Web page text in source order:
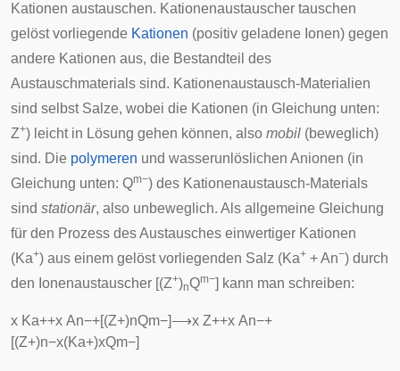
Kationen austauschen. Kationenaustauscher tauschen
gelöst vorliegende Kationen (positiv geladene Ionen) gegen
andere Kationen aus, die Bestandteil des
Austauschmaterials sind. Kationenaustausch-Materialien
sind selbst Salze, wobei die Kationen (in Gleichung unten:
Z+) leicht in Lösung gehen können, also mobil (beweglich)
sind. Die polymeren und wasserunlöslichen Anionen (in
Gleichung unten: Qm−) des Kationenaustausch-Materials
sind stationär, also unbeweglich. Als allgemeine Gleichung
für den Prozess des Austausches einwertiger Kationen
(Ka+) aus einem gelöst vorliegenden Salz (Ka+ + An−) durch
den Ionenaustauscher [(Z+)nQm−] kann man schreiben:
x Ka++x An−+[(Z+)nQm−]⟶x Z++x An−+
[(Z+)n−x(Ka+)xQm−]